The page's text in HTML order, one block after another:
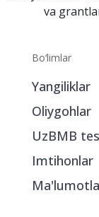
va
Bo‘limlar
Yangiliklar
Oliygohlar
UzBMB
Imtihonlar